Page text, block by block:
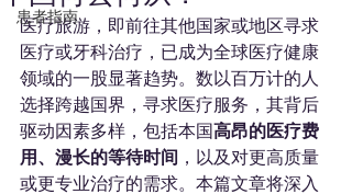
患者指南
医疗旅游，即前往其他国家或地区寻求
医疗或牙科治疗，已成为全球医疗健康
领域的一股显著趋势。数以百万计的人
选择跨越国界，寻求医疗服务，其背后
驱动因素多样，包括本国高昂的医疗费
用、漫长的等待时间 ，以及对更高质量
或更专业治疗的需求。本篇文章将深入